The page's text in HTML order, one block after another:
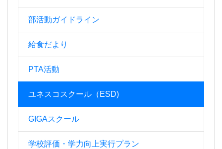
部活動ガイドライン
給食だより
PTA活動
ユネスコスクール（ESD)
GIGAスクール
学校評価・学力向上実行プラン